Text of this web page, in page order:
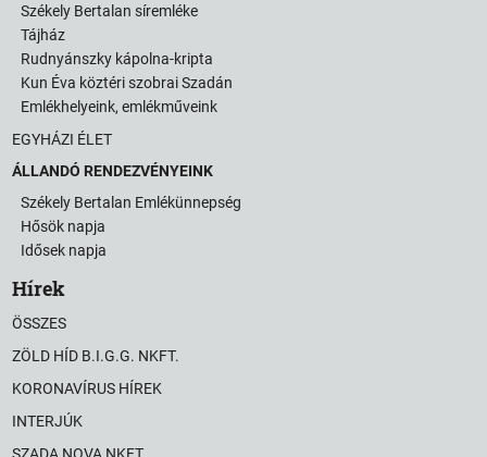
Székely Bertalan síremléke
Tájház
Rudnyánszky kápolna-kripta
Kun Éva köztéri szobrai Szadán
Emlékhelyeink, emlékműveink
EGYHÁZI ÉLET
ÁLLANDÓ RENDEZVÉNYEINK
Székely Bertalan Emlékünnepség
Hősök napja
Idősek napja
Hírek
ÖSSZES
ZÖLD HÍD B.I.G.G. NKFT.
KORONAVÍRUS HÍREK
INTERJÚK